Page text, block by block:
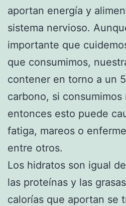
aportan energía y
sistema nervioso.
importante que
que consumimos,
contener en torno a un
carbono, si
entonces esto puede
fatiga, mareos o
entre otros.
Los hidratos son igual
las proteínas y las
calorías que aportan se